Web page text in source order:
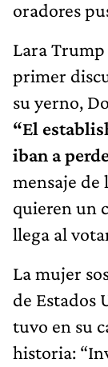
oradores
Lara
primer
su yerno,
“El
iban a
mensaje de
quieren un
llega al
La mujer
de Estados
tuvo en su
historia: